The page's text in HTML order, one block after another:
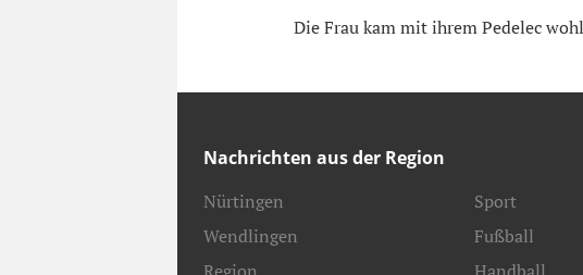
Die Frau kam mit ihrem Pedelec
Nachrichten aus der Region
Nürtingen
Wendlingen
Sport
Fußball